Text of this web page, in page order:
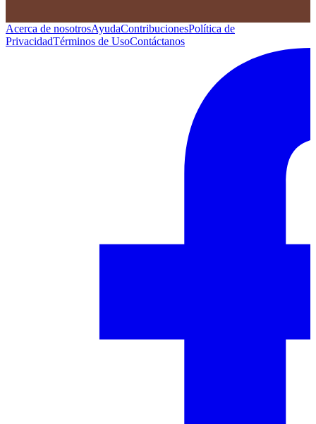
Acerca de nosotrosAyudaContribucionesPolítica de
PrivacidadTérminos de UsoContáctanos